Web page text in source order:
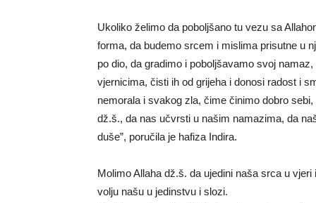
Ukoliko želimo da poboljšano tu vezu sa
forma, da budemo srcem i mislima prisutne u
po dio, da gradimo i poboljšavamo svoj
vjernicima, čisti ih od grijeha i donosi radost i
nemorala i svakog zla, čime činimo dobro
dž.š., da nas učvrsti u našim namazima, da
duše”, poručila je hafiza Indira.
Molimo Allaha dž.š. da ujedini naša srca u
volju našu u jedinstvu i slozi.